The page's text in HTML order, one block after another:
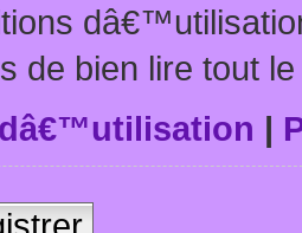
de bien lire tout
|